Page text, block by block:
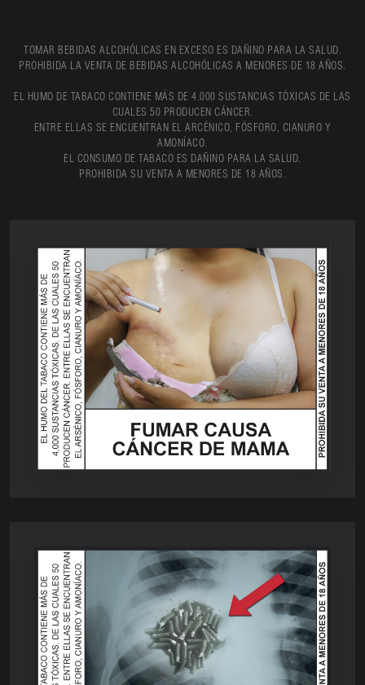
TOMAR BEBIDAS ALCOHÓLICAS EN EXCESO ES DAÑINO PARA LA SALUD.
PROHIBIDA LA VENTA DE BEBIDAS ALCOHÓLICAS A MENORES DE 18 AÑOS.
EL HUMO DE TABACO CONTIENE MÁS DE 4.000 SUSTANCIAS TÓXICAS DE LAS
CUALES 50 PRODUCEN CÁNCER.
ENTRE ELLAS SE ENCUENTRAN EL ARCÉNICO, FÓSFORO, CIANURO Y
AMONÍACO.
EL CONSUMO DE TABACO ES DAÑINO PARA LA SALUD.
PROHIBIDA SU VENTA A MENORES DE 18 AÑOS.